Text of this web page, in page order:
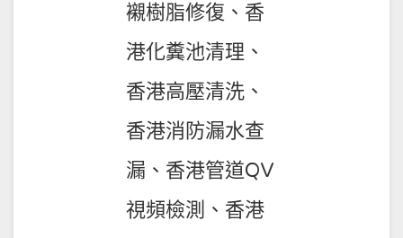
襯樹脂修復、香
港化糞池清理、
香港高壓清洗、
香港消防漏水查
漏、香港管道QV
視頻檢測、香港